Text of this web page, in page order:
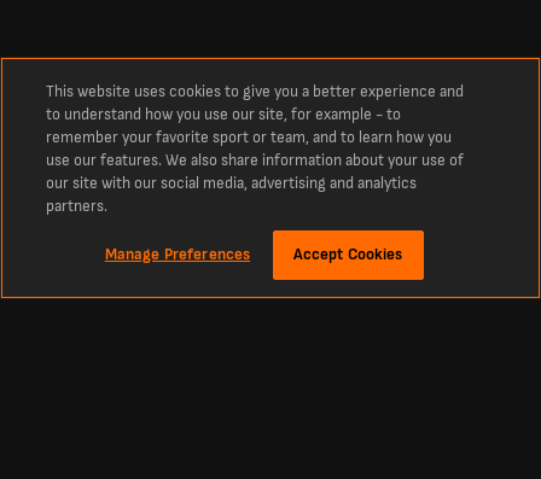
This website uses cookies to give you a better experience and
to understand how you use our site, for example - to
remember your favorite sport or team, and to learn how you
use our features. We also share information about your use of
our site with our social media, advertising and analytics
partners.
Manage Preferences Accept Cookies